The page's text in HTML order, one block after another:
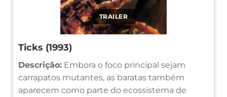
TRAILER
Ticks (1993)
Descrição: Embora o foco principal sejam
carrapatos mutantes, as baratas também
aparecem como parte do ecossistema de